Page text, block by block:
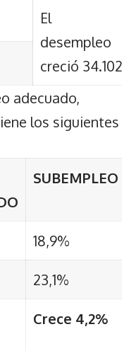
El
desempleo
creció 34.102
adecuado,
los siguientes
SUBEMPLEO
18,9%
23,1%
Crece 4,2%